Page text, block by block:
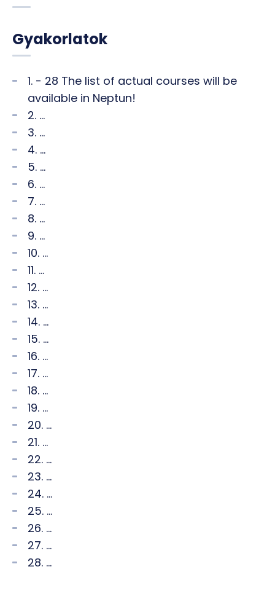
Gyakorlatok
1. - 28 The list of actual courses will be
available in Neptun!
2. ...
3. ...
4. ...
5. ...
6. ...
7. ...
8. ...
9. ...
10. ...
11. ...
12. ...
13. ...
14. ...
15. ...
16. ...
17. ...
18. ...
19. ...
20. ...
21. ...
22. ...
23. ...
24. ...
25. ...
26. ...
27. ...
28. ...